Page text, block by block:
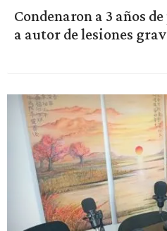
Condenaron a 3 años
a autor de lesiones